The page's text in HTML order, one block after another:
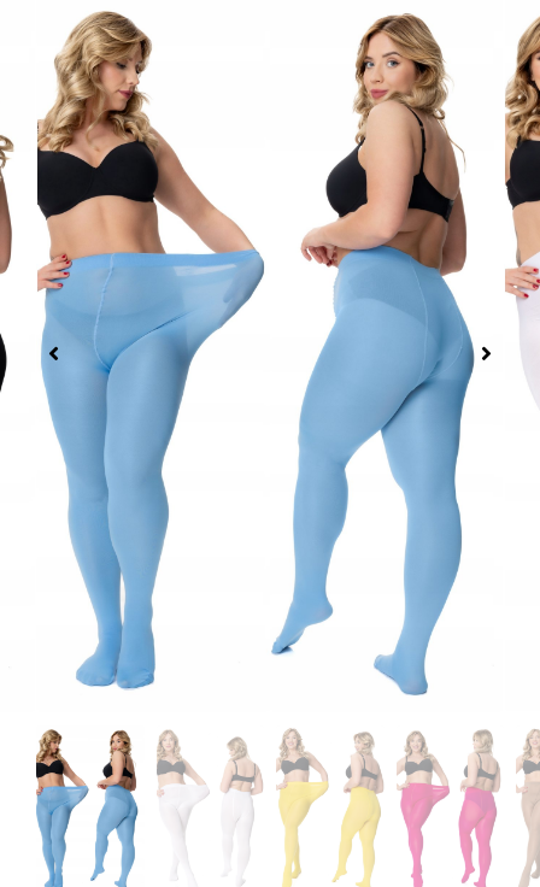
Kleur bekennen mag (en
moet!)
Zwart is altijd goed, maar kleur is FUN. Geef je
outfit een boost en match je mood met onze
prachtige tinten: van zacht lichtblauw en roze tot
stralend wit, geel, cacao en beige. Jouw benen,
jouw stijl!
Specificaties & Kwaliteit:
Merk:
Romartex (Hoogwaardige kwaliteit)
Dikte:
60 Denier (Mooi dekkend en stevig)
Details:Versterkt teengedeelte en
ingewerkt kruisje.
Duurzaamheid:
OEKO-TEX
gecertificeerd
, dus lief voor je huid én het
milieu.
voor maximale rekbaarheid.
.
De YCYS-belofte:
Dit is een panty die vertrekt
vanuit jouw maat, niet eentje die er toevallig in
past. Your Curves, Your Size. En daar zijn wij